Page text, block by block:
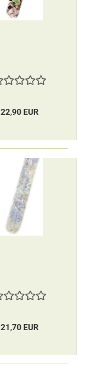
22,90 EUR
21,70 EUR